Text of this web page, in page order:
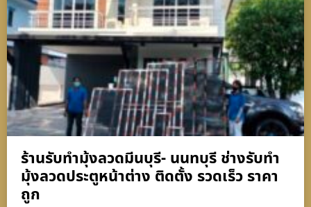
ร้านรับทำมุ้งลวดมีนบุรี- นนทบุรี ช่างรับทำ
มุ้งลวดประตูหน้าต่าง ติดตั้ง รวดเร็ว ราคา
ถูก